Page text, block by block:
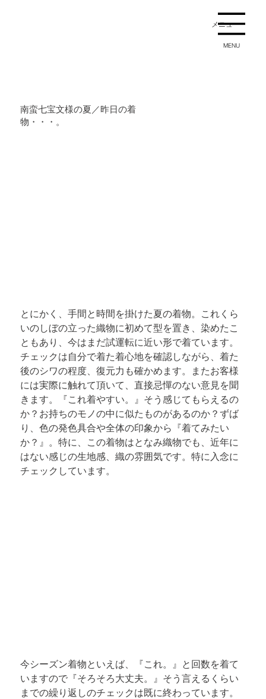
メニュー
MENU
南蛮七宝文様の夏／昨日の着
物・・・。
とにかく、手間と時間を掛けた夏の着物。これくら
いのしぼの立った織物に初めて型を置き、染めたこ
ともあり、今はまだ試運転に近い形で着ています。
チェックは自分で着た着心地を確認しながら、着た
後のシワの程度、復元力も確かめます。またお客様
には実際に触れて頂いて、直接忌憚のない意見を聞
きます。『これ着やすい。』そう感じてもらえるの
か？お持ちのモノの中に似たものがあるのか？ずば
り、色の発色具合や全体の印象から『着てみたい
か？』。特に、この着物はとなみ織物でも、近年に
はない感じの生地感、織の雰囲気です。特に入念に
チェックしています。
今シーズン着物といえば、『これ。』と回数を着て
いますので『そろそろ大丈夫。』そう言えるくらい
までの繰り返しのチェックは既に終わっています。